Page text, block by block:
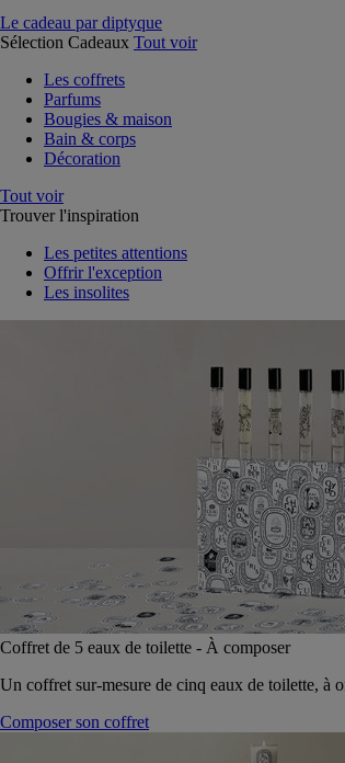
Le cadeau par diptyque
Sélection Cadeaux Tout voir
Les coffrets
Parfums
Bougies & maison
Bain & corps
Décoration
Tout voir
Trouver l'inspiration
Les petites attentions
Offrir l'exception
Les insolites
Coffret de 5 eaux de toilette - À composer
Un coffret sur-mesure de cinq eaux de toilette, à
Composer son coffret